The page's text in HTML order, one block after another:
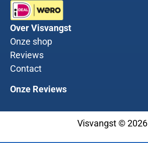
Over Visvangst
Onze shop
Reviews
Contact
Onze Reviews
Visvangst © 2026